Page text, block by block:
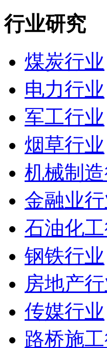
行业研究
煤炭行业
电力行业
军工行业
烟草行业
机械制
金融业
石油化
钢铁行业
房地产
传媒行业
路桥施